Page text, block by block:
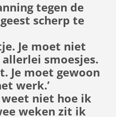
tegen de
scherp te
Je moet niet
smoesjes.
Je moet gewoon
werk.’
niet hoe ik
weken zit ik